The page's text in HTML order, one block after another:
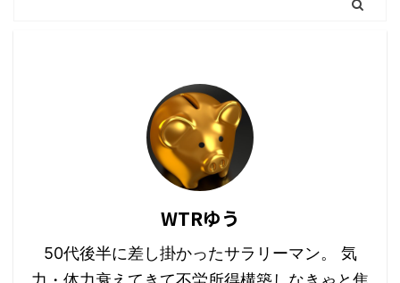
WTRゆう
50代後半に差し掛かったサラリーマン。 気